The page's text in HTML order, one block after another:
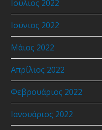
Ιούλιος 2022
Ιούνιος 2022
Μάιος 2022
Απρίλιος 2022
Φεβρουάριος 2022
Ιανουάριος 2022